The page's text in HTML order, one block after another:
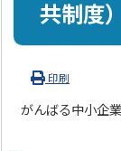
共制度
印刷
がんばる中小企